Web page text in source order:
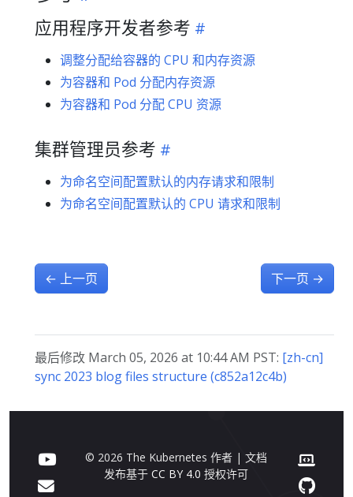
应用程序开发者参考
调整分配给容器的 CPU 和内存资源
为容器和 Pod 分配内存资源
为容器和 Pod 分配 CPU 资源
集群管理员参考
为命名空间配置默认的内存请求和限制
为命名空间配置默认的 CPU 请求和限制
← 上一页 下一页 →
最后修改 March 05, 2026 at 10:44 AM PST: [zh-cn]
sync 2023 blog files structure (c852a12c4b)
© 2026 The Kubernetes 作者 | 文档
发布基于CC BY 4.0 授权许可